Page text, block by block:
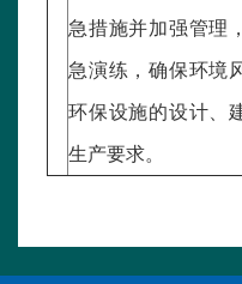
急措施并加强管理
急演练，确保环境
环保设施的设计、
生产要求。